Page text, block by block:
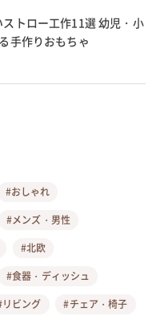
トロー工作11選 幼児・小
手作りおもちゃ
#おしゃれ
#メンズ・男性
#北欧
#食器・ディッシュ
ビング
#チェア・椅子